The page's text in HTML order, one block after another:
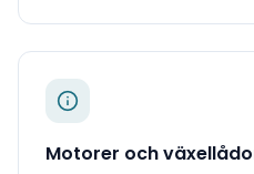
Motorer och